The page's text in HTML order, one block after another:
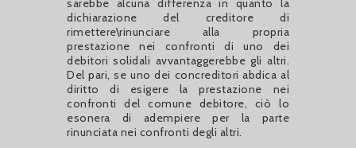
sarebbe alcuna differenza in quanto la
dichiarazione del creditore di
rimettere\rinunciare alla propria
prestazione nei confronti di uno dei
debitori solidali avvantaggerebbe gli altri.
Del pari, se uno dei concreditori abdica al
diritto di esigere la prestazione nei
confronti del comune debitore, ciò lo
esonera di adempiere per la parte
rinunciata nei confronti degli altri.